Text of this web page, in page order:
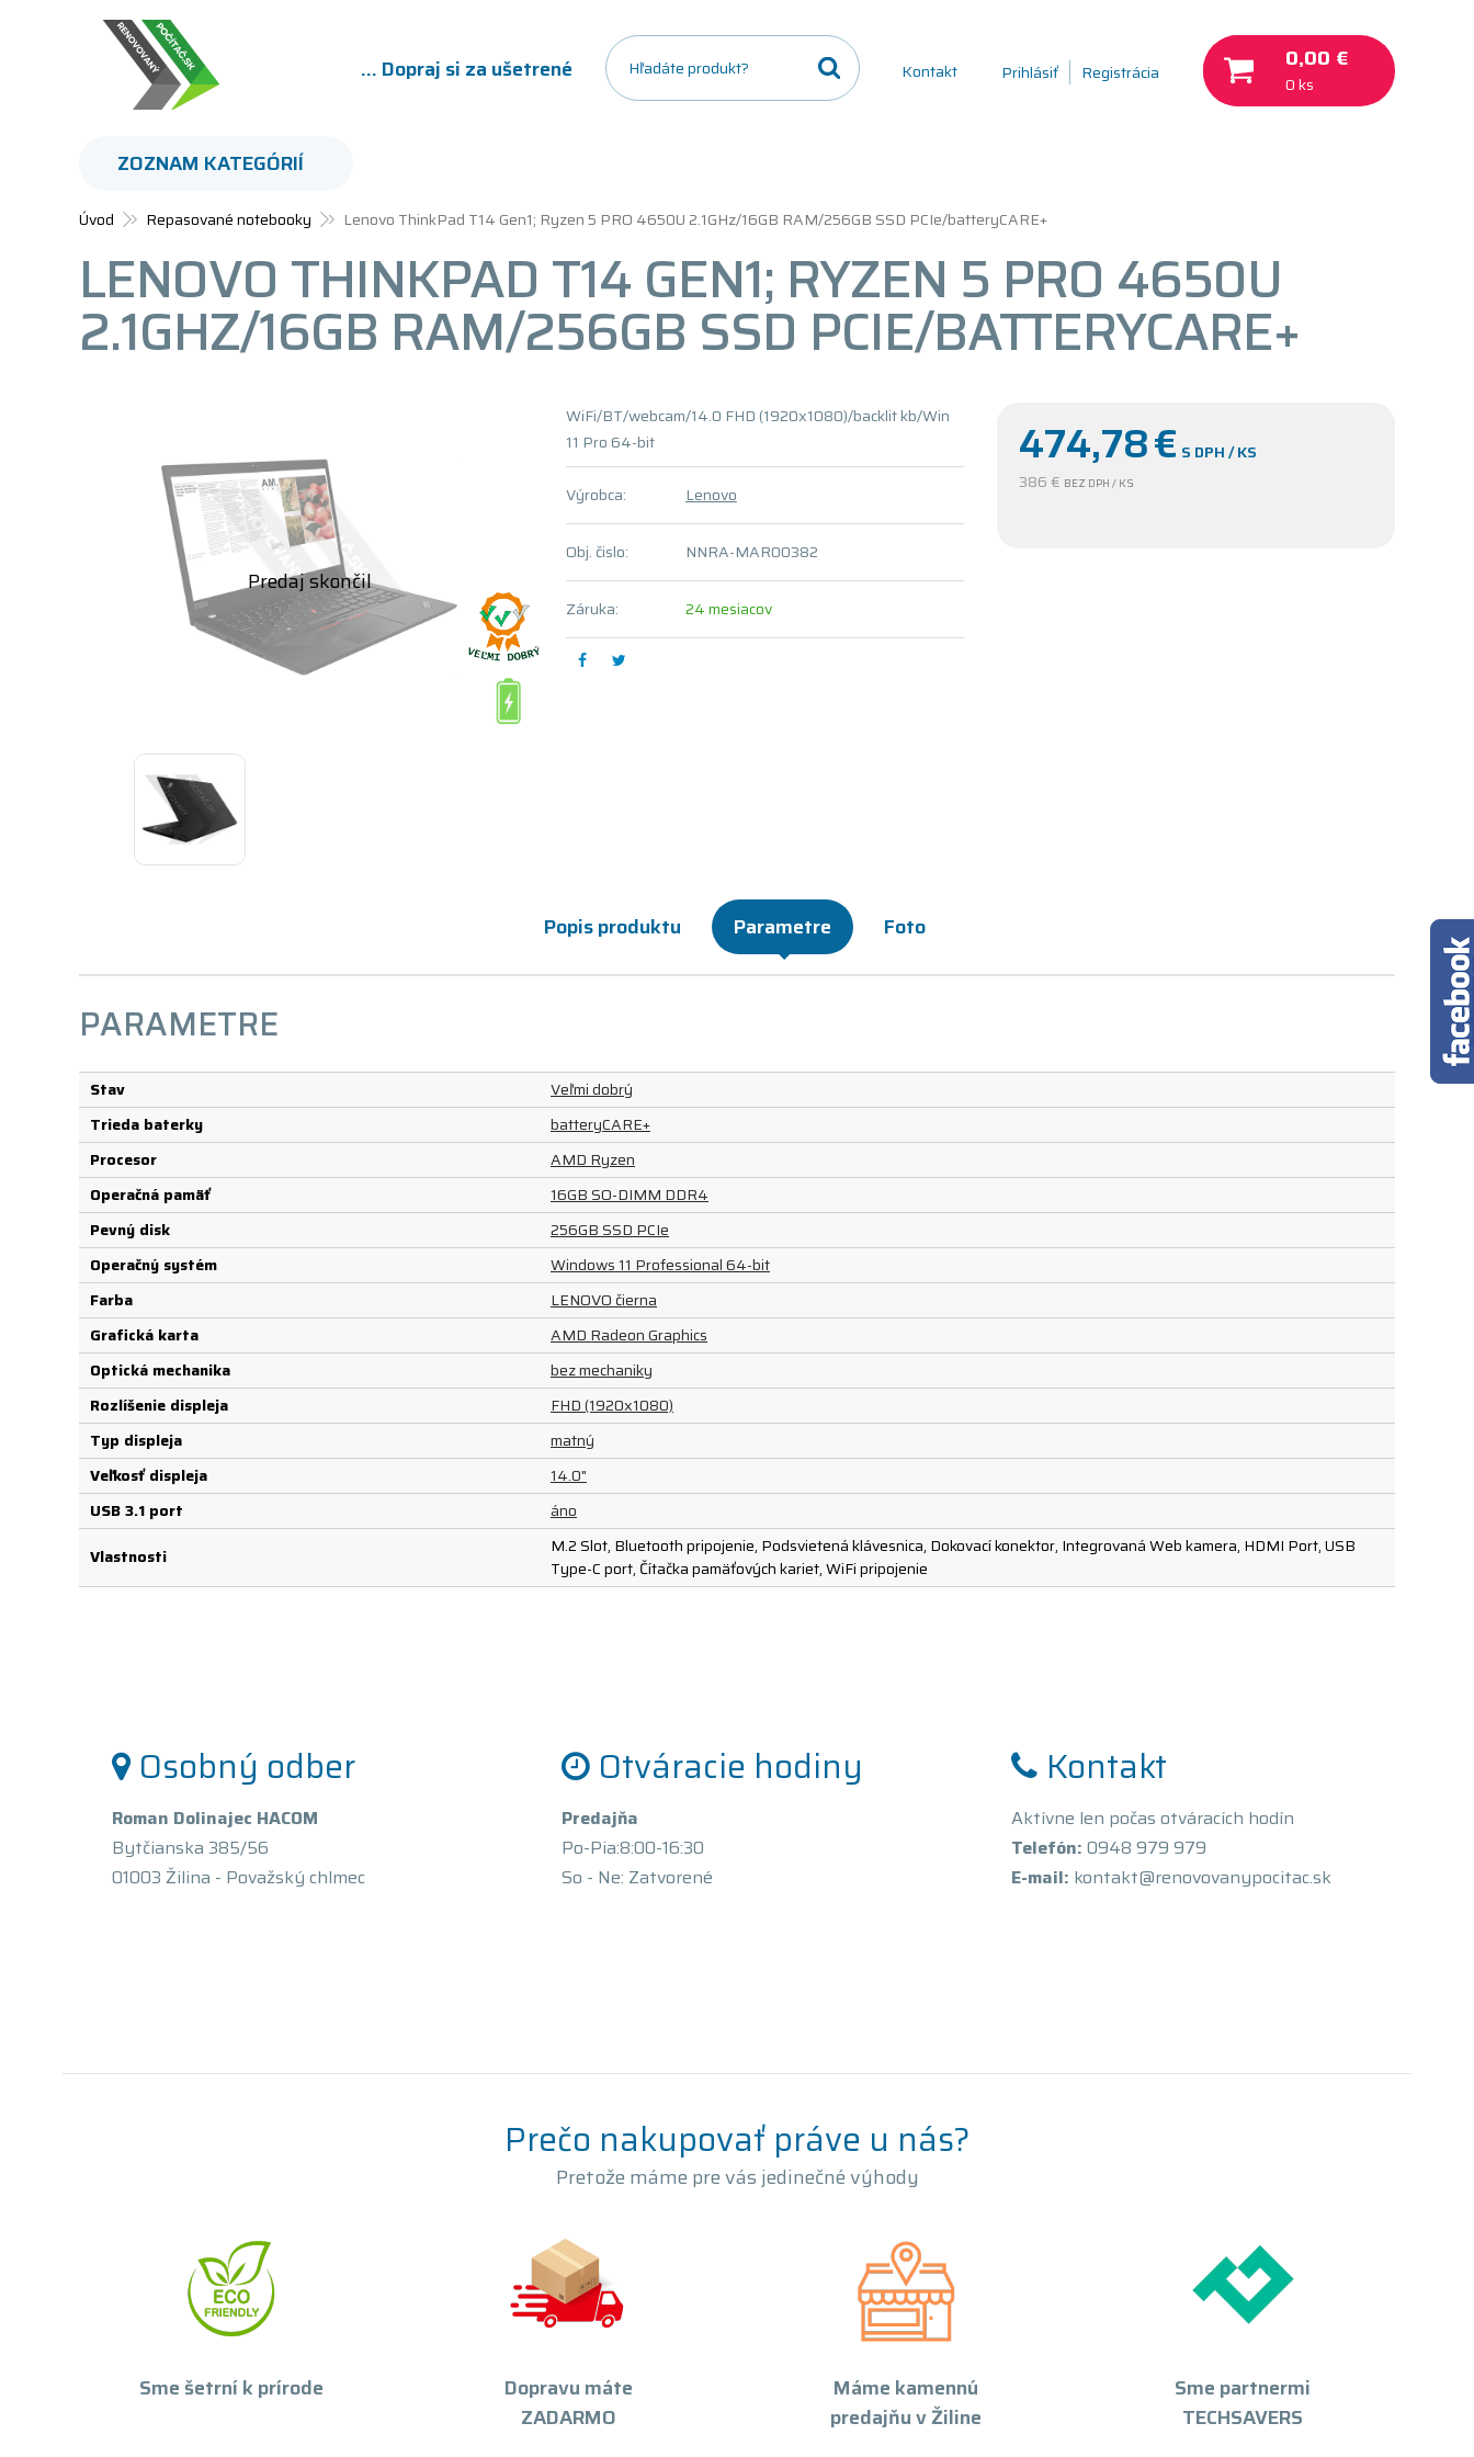
... Dopraj si za ušetrené Prihlásiť Registrácia 0,00 €
0 ks
Kontakt
Úvod Repasované notebooky Lenovo ThinkPad T14 Gen1; Ryzen 5 PRO 4650U 2.1GHz/16GB RAM/256GB SSD PCIe/batteryCARE+
LENOVO THINKPAD T14 GEN1; RYZEN 5 PRO 4650U
2.1GHZ/16GB RAM/256GB SSD PCIE/BATTERYCARE+
474,78€ S DPH / KS
386 € BEZ DPH / KS
WiFi/BT/webcam/14.0 FHD (1920x1080)/backlit kb/Win
11 Pro 64-bit
Výrobca: Lenovo
Obj. čislo: NNRA-MAR00382
Záruka: 24 mesiacov
Popis produktu Parametre Foto
PARAMETRE
Stav
Veľmi dobrý
Trieda baterky
batteryCARE+
Procesor
AMD Ryzen
Operačná pamäť
16GB SO-DIMM DDR4
Pevný disk
256GB SSD PCIe
Operačný systém
Windows 11 Professional 64-bit
Farba
LENOVO čierna
Grafická karta
AMD Radeon Graphics
Optická mechanika
bez mechaniky
Rozlíšenie displeja
FHD (1920x1080)
Typ displeja
matný
Veľkosť displeja
14.0"
USB 3.1 port
áno
Vlastnosti
M.2 Slot, Bluetooth pripojenie, Podsvietená klávesnica, Dokovací konektor, Integrovaná Web kamera, HDMI Port, USB
Type-C port, Čítačka pamäťových kariet, WiFi pripojenie
ZOZNAM KATEGÓRIÍ
Osobný odber
Roman Dolinajec HACOM
Bytčianska 385/56
01003 Žilina - Považský chlmec
Otváracie hodiny
Predajňa
Po-Pia:8:00-16:30
So - Ne: Zatvorené
Kontakt
Aktívne len počas otváracích hodín
Telefón: 0948 979 979
E-mail: kontakt@renovovanypocitac.sk
Prečo nakupovať práve u nás?
Pretože máme pre vás jedinečné výhody
Sme šetrní k prírode
Dopravu máte
ZADARMO
Máme kamennú
predajňu v Žiline
Sme partnermi
TECHSAVERS